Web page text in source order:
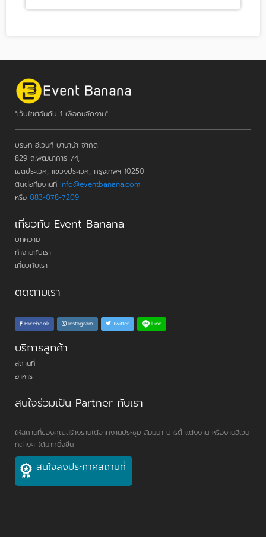
"เว็บไซต์อันดับ 1 เพื่อคนจัดงาน"
บริษัท อีเวนท์ บานาน่า จำกัด
829 ถ.พัฒนาการ 74,
เขตประเวศ, แขวงประเวศ, กรุงเทพฯ 10250
ติดต่อทีมงานที่ info@eventbanana.com
หรือ 083-078-7209
เกี่ยวกับ Event Banana
บทความ
ทำงานกับเรา
เกี่ยวกับเรา
ติดตามเรา
Facebook Instagram Twitter Line
บริการลูกค้า
สถานที่
อาหาร
สนใจร่วมเป็น Partner กับเรา
ให้สถานที่ของคุณสร้างรายได้จากงานประชุม สัมมนา ปาร์ตี้ แต่งงาน หรืองานอีเวน
ท์ต่างๆ ได้มากยิ่งขึ้น
สนใจลงประกาศสถานที่